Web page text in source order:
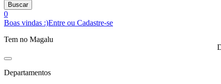
Buscar
0
Boas vindas :)Entre ou Cadastre-se
Tem no Magalu
Departamentos